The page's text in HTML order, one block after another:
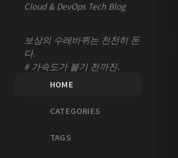
Cloud & DevOps Tech Blog
보상의 수레바퀴는 천천히 돈
다.
# 가속도가 붙기 전까진.
HOME
CATEGORIES
TAGS